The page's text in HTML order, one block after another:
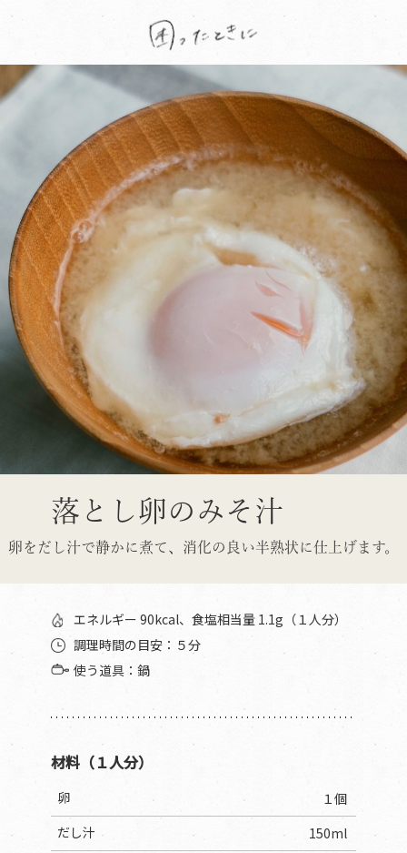
落とし卵のみそ汁
卵をだし汁で静かに煮て、消化の良い半熟状に仕上げます。
エネルギー 90kcal、食塩相当量 1.1g（１人分）
調理時間の目安：５分
使う道具：鍋
材料（１人分）
卵
１個
だし汁
150ml